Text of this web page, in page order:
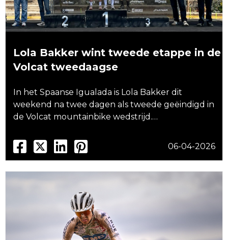
Lola Bakker wint tweede etappe in de
Volcat tweedaagse
In het Spaanse Igualada is Lola Bakker dit
weekend na twee dagen als tweede geëindigd in
de Volcat mountainbike wedstrijd.…
06-04-2026